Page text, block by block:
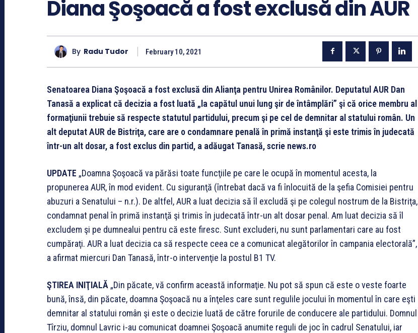
Diana Şoşoacă a fost exclusă din AUR
By Radu Tudor February 10, 2021
Senatoarea Diana Şoşoacă a fost exclusă din Alianţa pentru Unirea Românilor. Deputatul AUR Dan
Tanasă a explicat că decizia a fost luată „la capătul unui lung şir de întâmplări” şi că orice membru al
formaţiunii trebuie să respecte statutul partidului, precum şi pe cel de demnitar al statului român. Un
alt deputat AUR de Bistriţa, care are o condamnare penală în primă instanţă şi este trimis în judecată
într-un alt dosar, a fost exclus din partid, a adăugat Tanasă, scrie news.ro
UPDATE „Doamna Şoşoacă va părăsi toate funcţiile pe care le ocupă în momentul acesta, la
propunerea AUR, în mod evident. Cu siguranţă (întrebat dacă va fi înlocuită de la şefia Comisiei pentru
abuzuri a Senatului – n.r.). De altfel, AUR a luat decizia să îl excludă şi pe colegul nostrum de la Bistriţa,
condamnat penal în primă instanţă şi trimis în judecată într-un alt dosar penal. Am luat decizia să îl
excludem şi pe dumnealui pentru că este firesc. Sunt excluderi, nu sunt parlamentari care au fost
cumpăraţi. AUR a luat decizia ca să respecte ceea ce a comunicat alegătorilor în campania electorală”,
a afirmat miercuri Dan Tanasă, într-o intervenţie la postul B1 TV.
ŞTIREA INIŢIALĂ „Din păcate, vă confirm această informaţie. Nu pot să spun că este o veste foarte
bună, însă, din păcate, doamna Şoşoacă nu a înţeles care sunt regulile jocului în momentul în care eşti
demnitar al statului român şi este o decizie luată de către forurile de conducere ale partidului. Domnul
Tîrziu, domnul Lavric i-au comunicat doamnei Şoşoacă anumite reguli de joc în cadrul Senatului, iar